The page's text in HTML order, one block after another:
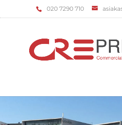
‌020 7290 710